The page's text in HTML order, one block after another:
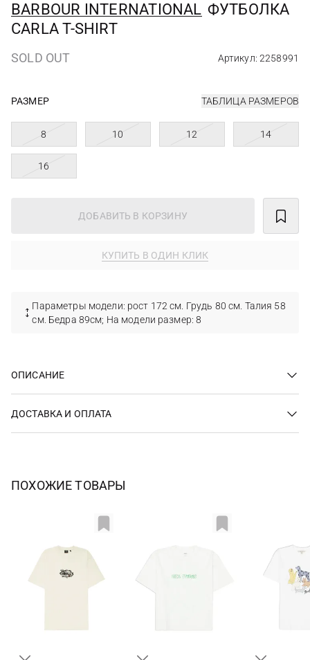
BARBOUR INTERNATIONAL ФУТБОЛКА
CARLA T-SHIRT
SOLD OUT Артикул: 2258991
РАЗМЕР ТАБЛИЦА РАЗМЕРОВ
8 10 12 14
16
ДОБАВИТЬ В КОРЗИНУ
КУПИТЬ В ОДИН КЛИК
Параметры модели: рост 172 см. Грудь 80 см. Талия 58
см. Бедра 89см; На модели размер: 8
ОПИСАНИЕ
ДОСТАВКА И ОПЛАТА
ПОХОЖИЕ ТОВАРЫ